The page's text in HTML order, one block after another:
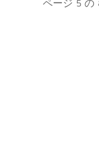
ページ 5 の